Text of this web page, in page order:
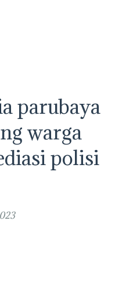
parubaya
warga
polisi